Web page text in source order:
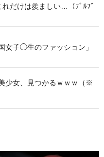
だけは羨ましい…（ﾌﾞﾙﾌﾞ
女子◯生のファッション」
少女、見つかるｗｗｗ（※